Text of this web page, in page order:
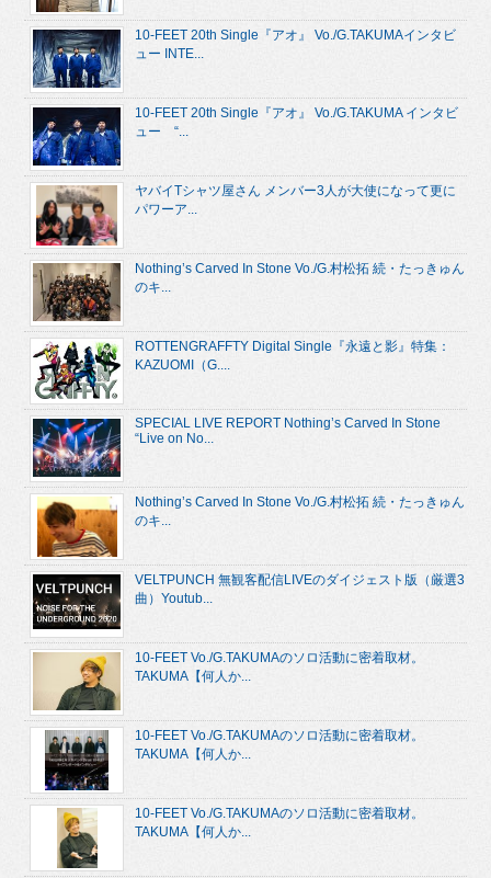
10-FEET 20th Single『アオ』 Vo./G.TAKUMAインタビ
ュー INTE...
10-FEET 20th Single『アオ』 Vo./G.TAKUMA インタビ
ュー “...
ヤバイTシャツ屋さん メンバー3人が大使になって更に
パワーア...
Nothing’s Carved In Stone Vo./G.村松拓 続・たっきゅん
のキ...
ROTTENGRAFFTY Digital Single『永遠と影』特集：
KAZUOMI（G....
SPECIAL LIVE REPORT Nothing’s Carved In Stone
“Live on No...
Nothing’s Carved In Stone Vo./G.村松拓 続・たっきゅん
のキ...
VELTPUNCH 無観客配信LIVEのダイジェスト版（厳選3
曲）Youtub...
10-FEET Vo./G.TAKUMAのソロ活動に密着取材。
TAKUMA【何人か...
10-FEET Vo./G.TAKUMAのソロ活動に密着取材。
TAKUMA【何人か...
10-FEET Vo./G.TAKUMAのソロ活動に密着取材。
TAKUMA【何人か...